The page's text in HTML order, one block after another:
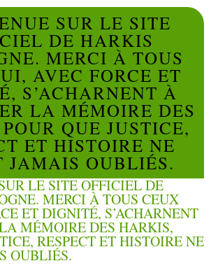
SUR LE SITE
DE HARKIS
MERCI À TOUS
AVEC FORCE ET
S’ACHARNENT À
LA MÉMOIRE DES
QUE JUSTICE,
ET HISTOIRE NE
JAMAIS OUBLIÉS.